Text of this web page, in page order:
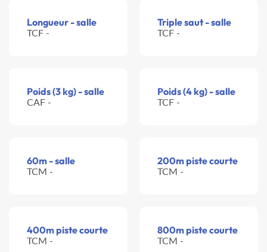
Longueur - salle
TCF -
Triple saut - salle
TCF -
Poids (3 kg) - salle
CAF -
Poids (4 kg) - salle
TCF -
60m - salle
TCM -
200m piste courte
TCM -
400m piste courte
TCM -
800m piste courte
TCM -